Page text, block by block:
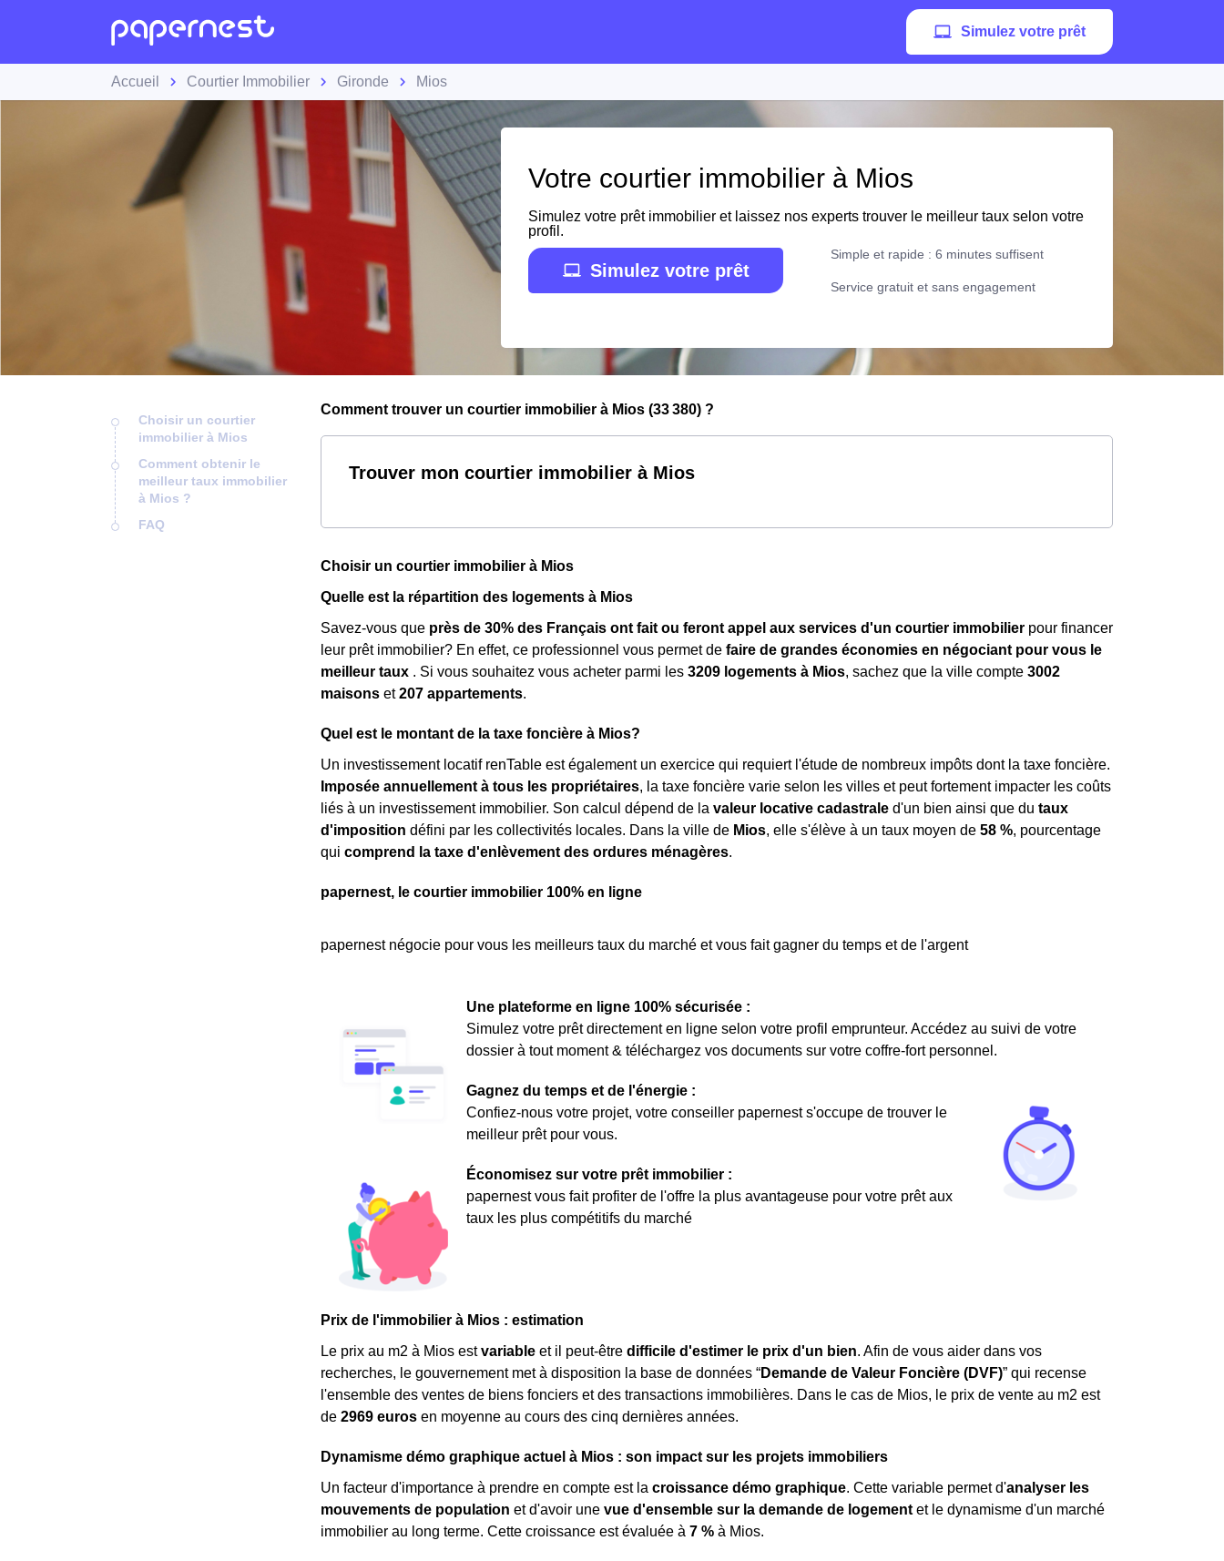
Simulez votre prêt
Accueil Courtier Immobilier Gironde Mios
Votre courtier immobilier à Mios
Simulez votre prêt immobilier et laissez nos experts trouver le meilleur taux selon votre
profil.
Simulez votre prêt
Simple et rapide : 6 minutes suffisent
Service gratuit et sans engagement
Choisir un courtier
immobilier à Mios
Comment obtenir le
meilleur taux immobilier
à Mios ?
FAQ
Comment trouver un courtier immobilier à Mios (33 380) ?
Trouver mon courtier immobilier à Mios
Choisir un courtier immobilier à Mios
Quelle est la répartition des logements à Mios
Savez-vous que près de 30% des Français ont fait ou feront appel aux services d'un courtier immobilier pour financer
leur prêt immobilier? En effet, ce professionnel vous permet de faire de grandes économies en négociant pour vous le
meilleur taux . Si vous souhaitez vous acheter parmi les 3209 logements à Mios, sachez que la ville compte 3002
maisons et207 appartements.
Quel est le montant de la taxe foncière à Mios?
Un investissement locatif renTable est également un exercice qui requiert l'étude de nombreux impôts dont la taxe foncière.
Imposée annuellement à tous les propriétaires, la taxe foncière varie selon les villes et peut fortement impacter les coûts
liés à un investissement immobilier. Son calcul dépend de la valeur locative cadastrale d'un bien ainsi que du taux
d'imposition défini par les collectivités locales. Dans la ville de Mios, elle s'élève à un taux moyen de 58 %, pourcentage
qui comprend la taxe d'enlèvement des ordures ménagères.
papernest, le courtier immobilier 100% en ligne
papernest négocie pour vous les meilleurs taux du marché et vous fait gagner du temps et de l'argent
Une plateforme en ligne 100% sécurisée :
Simulez votre prêt directement en ligne selon votre profil emprunteur. Accédez au suivi de votre
dossier à tout moment & téléchargez vos documents sur votre coffre-fort personnel.
Gagnez du temps et de l'énergie :
Confiez-nous votre projet, votre conseiller papernest s'occupe de trouver le
meilleur prêt pour vous.
Économisez sur votre prêt immobilier :
papernest vous fait profiter de l'offre la plus avantageuse pour votre prêt aux
taux les plus compétitifs du marché
Prix de l'immobilier à Mios : estimation
Le prix au m2 à Mios estvariable et il peut-être difficile d'estimer le prix d'un bien. Afin de vous aider dans vos
recherches, le gouvernement met à disposition la base de données “Demande de Valeur Foncière (DVF)” qui recense
l'ensemble des ventes de biens fonciers et des transactions immobilières. Dans le cas de Mios, le prix de vente au m2 est
de 2969 euros en moyenne au cours des cinq dernières années.
Dynamisme démo graphique actuel à Mios : son impact sur les projets immobiliers
Un facteur d'importance à prendre en compte est la croissance démo graphique. Cette variable permet d'analyser les
mouvements de population et d'avoir une vue d'ensemble sur la demande de logement et le dynamisme d'un marché
immobilier au long terme. Cette croissance est évaluée à 7 % à Mios.